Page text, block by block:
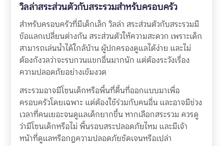
วิลล่าสระส่วนตัวกับสระรวมสำหรับครอบครัว
สำหรับครอบครัวที่มีเด็กเล็ก วิลล่า สระส่วนตัวกับสระรวมมี
ข้อแลกเปลี่ยนต่างกัน สระส่วนตัวให้ความสะดวก เพราะเด็ก
สามารถเล่นน้ำได้ใกล้บ้าน ผู้ปกครองดูแลได้ง่าย และไม่
ต้องกังวลว่าจะรบกวนแขกอื่นมากนัก แต่ต้องระวังเรื่อง
ความปลอดภัยอย่างเข้มงวด
สระรวมอาจมีโซนเด็กหรือพื้นที่ตื้นที่ออกแบบมาเพื่อ
ครอบครัวโดยเฉพาะ แต่ต้องใช้ร่วมกับคนอื่น และอาจมีช่วง
เวลาที่คนเยอะจนดูแลเด็กยากขึ้น หากเลือกสระรวม ควรดู
ว่ามีโซนเด็กหรือไม่ พื้นรอบสระปลอดภัยไหม และมีเจ้า
หน้าที่ดูแลหรือกฎความปลอดภัยชัดเจนหรือเปล่า